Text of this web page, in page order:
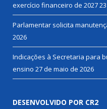
exercício financeiro de 2027
Parlamentar solicita
2026
Indicações à Secretaria para
ensino 27 de maio de 2026
DESENVOLVIDO POR CR2